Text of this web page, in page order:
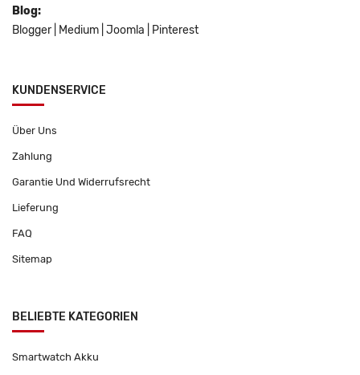
Blog:
Blogger
Medium Joomla Pinterest
KUNDENSERVICE
Über Uns
Zahlung
Garantie Und Widerrufsrecht
Lieferung
FAQ
Sitemap
BELIEBTE KATEGORIEN
Smartwatch Akku